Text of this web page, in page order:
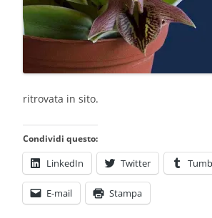
ritrovata in sito.
Condividi questo:
LinkedIn Twitter
E-mail Stampa